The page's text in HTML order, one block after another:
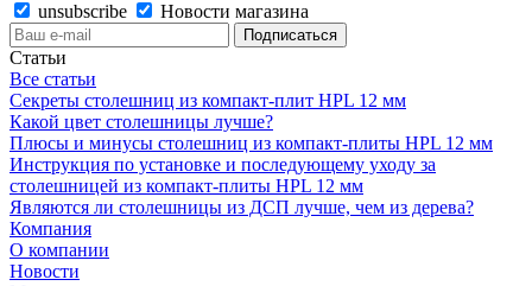
unsubscribe
Новости магазина
Статьи
Все статьи
Секреты столешниц из компакт-плит HPL 12 мм
Какой цвет столешницы лучше?
Плюсы и минусы столешниц из компакт-плиты HPL 12 мм
Инструкция по установке и последующему уходу за
столешницей из компакт-плиты HPL 12 мм
Являются ли столешницы из ДСП лучше, чем из дерева?
Компания
О компании
Новости